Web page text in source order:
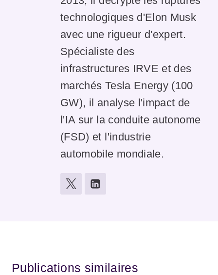
technologiques d'Elon Musk
avec une rigueur d'expert.
Spécialiste des
infrastructures IRVE et des
marchés Tesla Energy (100
GW), il analyse l'impact de
l'IA sur la conduite autonome
(FSD) et l'industrie
automobile mondiale.
Publications similaires